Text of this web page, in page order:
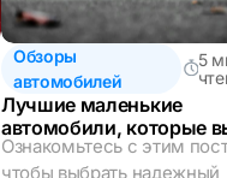
Обзоры
автомобилей
5
Лучшие маленькие
автомобили, которые
можете купить в 2023
Ознакомьтесь с этим
чтобы выбрать надежный